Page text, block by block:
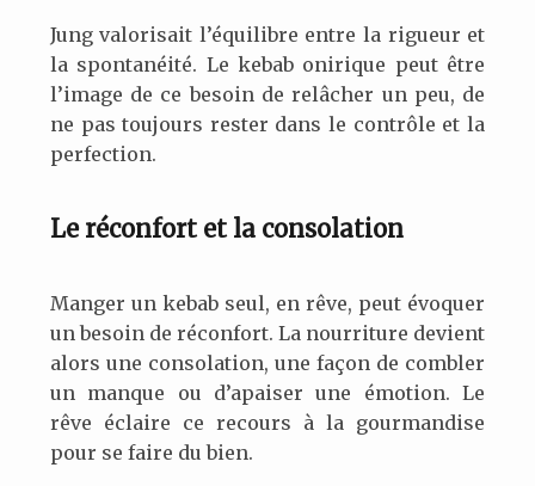
Jung valorisait l’équilibre entre la rigueur et
la spontanéité. Le kebab onirique peut être
l’image de ce besoin de relâcher un peu, de
ne pas toujours rester dans le contrôle et la
perfection.
Le réconfort et la consolation
Manger un kebab seul, en rêve, peut évoquer
un besoin de réconfort. La nourriture devient
alors une consolation, une façon de combler
un manque ou d’apaiser une émotion. Le
rêve éclaire ce recours à la gourmandise
pour se faire du bien.